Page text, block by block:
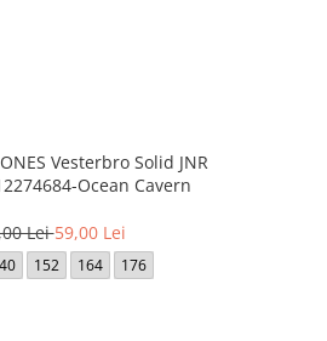
Vesterbro Solid JNR
Ocean Cavern
Lei59,00 Lei
152 164 176